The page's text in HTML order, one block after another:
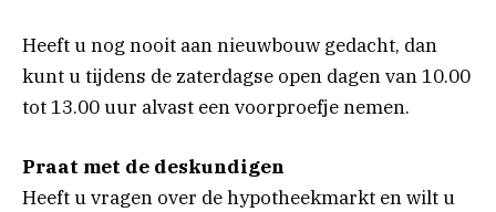
Heeft u nog nooit aan nieuwbouw gedacht, dan
kunt u tijdens de zaterdagse open dagen van 10.00
tot 13.00 uur alvast een voorproefje nemen.
Praat met de deskundigen
Heeft u vragen over de hypotheekmarkt en wilt u